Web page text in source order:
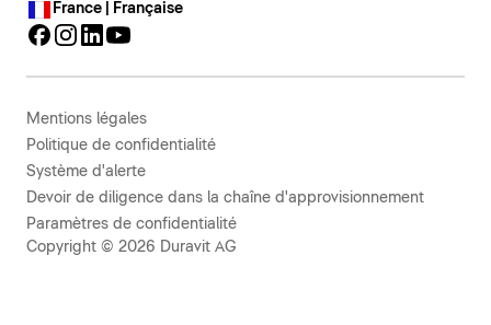
France | Française
Mentions légales
Politique de confidentialité
Système d'alerte
Devoir de diligence dans la chaîne d'approvisionnement
Paramètres de confidentialité
Copyright © 2026 Duravit AG